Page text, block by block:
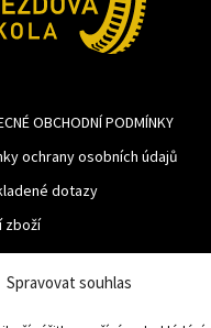
Spravovat souhlas
OBCHODNÍ PODMÍNKY
ochrany osobních údajů
dotazy
zboží